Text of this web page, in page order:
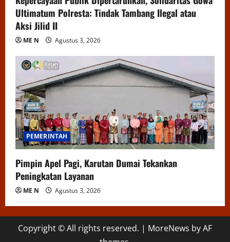
Ultimatum Polresta: Tindak Tambang Ilegal atau
Aksi Jilid II
ME N Agustus 3, 2026
PEMERINTAH
Pimpin Apel Pagi, Karutan Dumai Tekankan
Peningkatan Layanan
ME N Agustus 3, 2026
Copyright © All rights reserved. | MoreNews by AF